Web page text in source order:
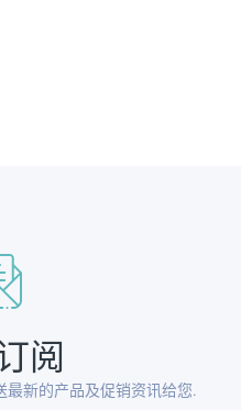
阅
新的产品及促销资讯给您.